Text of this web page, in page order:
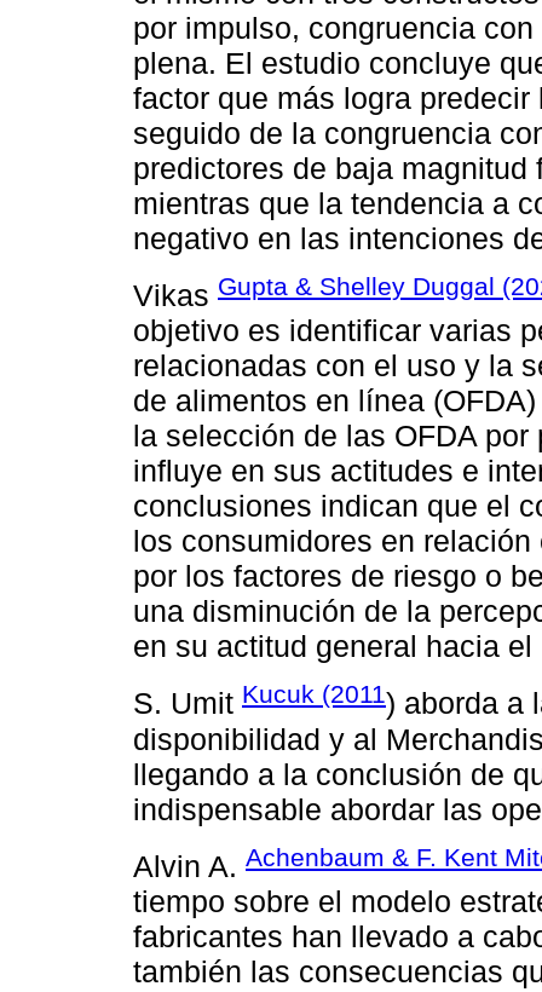
por impulso, congruencia
plena. El estudio concluye
factor que más logra
seguido de la congruencia
predictores de baja
mientras que la tendencia a
negativo en las intenciones
Vikas Gupta & Shelley Duggal
objetivo es identificar varias
relacionadas con el uso y la
de alimentos en línea
la selección de las OFDA
influye en sus actitudes e
conclusiones indican que el
los consumidores en
por los factores de riesgo o
una disminución de la
en su actitud general hacia
S. Umit Kucuk (2011) aborda a
disponibilidad y al
llegando a la conclusión de
indispensable abordar las
Alvin A. Achenbaum & F. Kent
tiempo sobre el modelo
fabricantes han llevado a
también las consecuencias